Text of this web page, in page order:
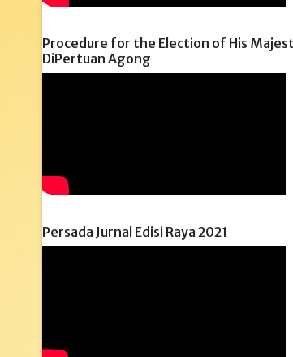
Procedure for the Election of His
DiPertuan Agong
Persada Jurnal Edisi Raya 2021